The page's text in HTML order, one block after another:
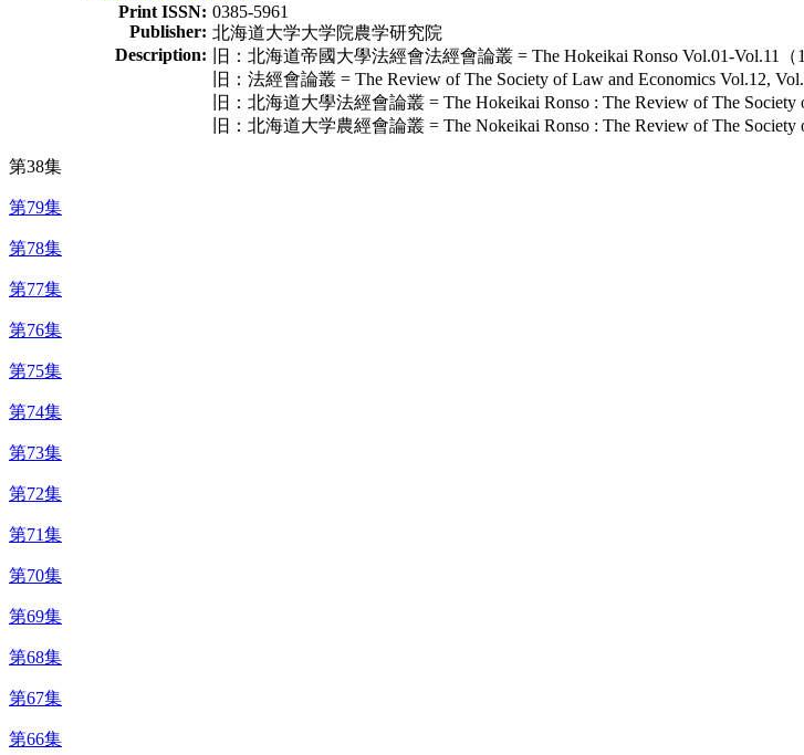
Print ISSN: 0385-5961
Publisher: 北海道大学大学院農学研究院
Description:
旧：北海道帝國大學法經會法經會論叢 = The Hokeikai Ronso Vol.01-Vol.11（
旧：法經會論叢 = The Review of The Society of Law and Economics Vol.12,
旧：北海道大學法經會論叢 = The Hokeikai Ronso : The Review of The Society
旧：北海道大学農經會論叢 = The Nokeikai Ronso : The Review of The Society
第38集
第79集
第78集
第77集
第76集
第75集
第74集
第73集
第72集
第71集
第70集
第69集
第68集
第67集
第66集